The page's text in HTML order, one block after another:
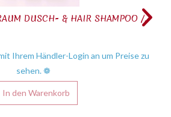
DUSCH- & HAIR SHAMPOO /...
Ihrem Händler-Login an um Preise zu
sehen. ❁
In den Warenkorb